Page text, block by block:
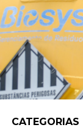
CATEGORIAS